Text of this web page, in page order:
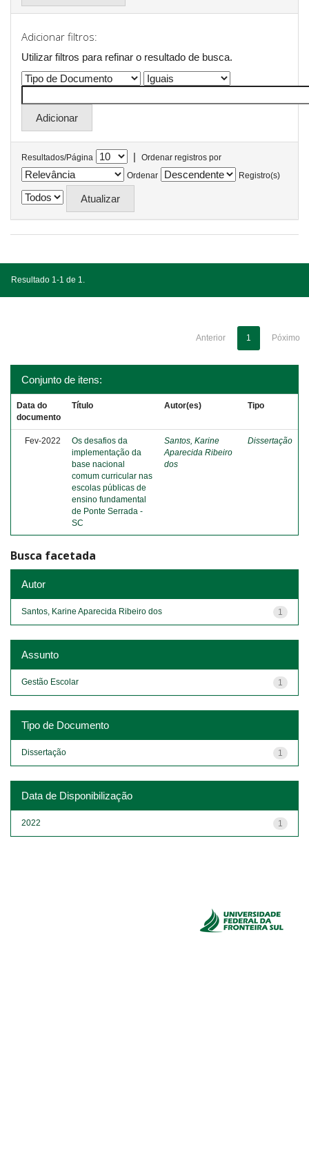
Adicionar filtros:
Utilizar filtros para refinar o resultado de busca.
Resultados/Página |
Ordenar registros por
Ordenar
Registro(s)
Resultado 1-1 de 1.
Anterior 1 Póximo
Conjunto de itens:
Data do
documento
Título Autor(es) Tipo
Fev-2022
Os desafios da
implementação da
base nacional
comum curricular nas
escolas públicas de
ensino fundamental
de Ponte Serrada -
SC
Santos, Karine
Aparecida Ribeiro
dos
Dissertação
Busca facetada
Autor
1
Santos, Karine Aparecida Ribeiro dos
Assunto
1
Gestão Escolar
Tipo de Documento
1
Dissertação
Data de Disponibilização
1
2022